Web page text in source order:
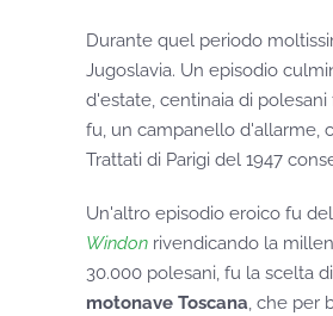
Durante quel periodo
Jugoslavia. Un episodio
d'estate, centinaia di
fu, un campanello d'allarme,
Trattati di Parigi del 1947
Un'altro episodio eroico fu
Windon rivendicando la
30.000 polesani, fu la scelta
motonave Toscana, che per